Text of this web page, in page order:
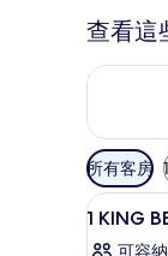
查看這
查看今晚
可
用
的
客
所有客房
顯
示
4
1 KING
可容